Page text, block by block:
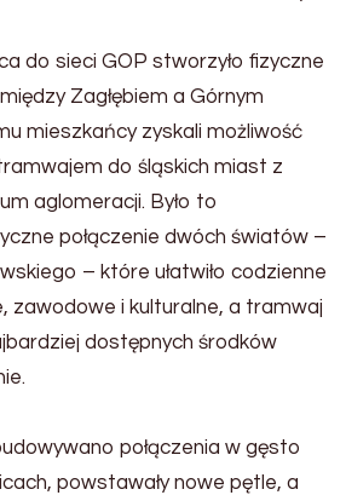
do sieci GOP stworzyło fizyczne
Zagłębiem a Górnym
mieszkańcy zyskali możliwość
do śląskich miast z
aglomeracji. Było to
połączenie dwóch światów –
– które ułatwiło codzienne
zawodowe i kulturalne, a tramwaj
dostępnych środków
połączenia w gęsto
powstawały nowe pętle, a